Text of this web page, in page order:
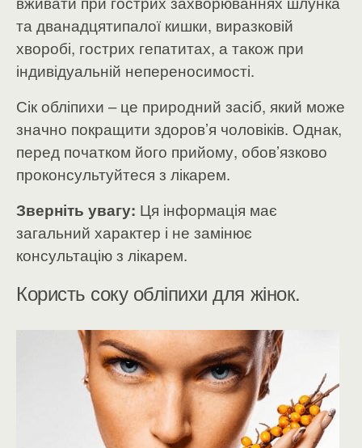
та дванадцятипалої кишки, виразковій
хворобі, гострих гепатитах, а також при
індивідуальній непереносимості.
Сік обліпихи – це природний засіб, який може
значно покращити здоров’я чоловіків. Однак,
перед початком його прийому, обов’язково
проконсультуйтеся з лікарем.
Зверніть увагу: Ця інформація має
загальний характер і не замінює
консультацію з лікарем.
Користь соку обліпихи для жінок.